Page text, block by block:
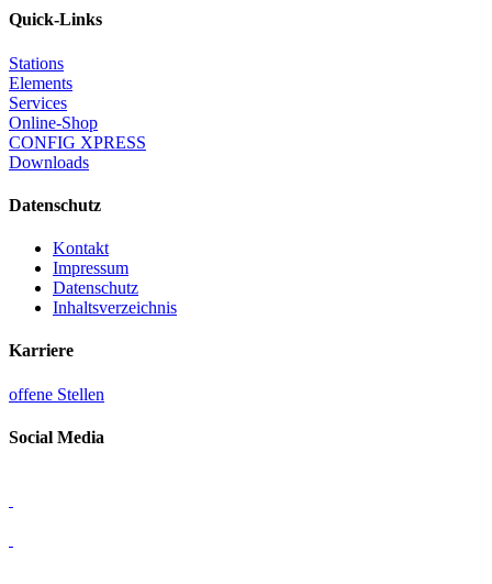
Quick-Links
Stations
Elements
Services
Online-Shop
CONFIG XPRESS
Downloads
Datenschutz
Kontakt
Impressum
Datenschutz
Inhaltsverzeichnis
Karriere
offene Stellen
Social Media